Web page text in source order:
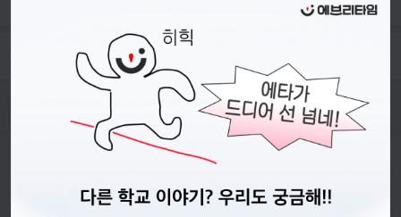
- 접수기간 : 26.06.02.(화) ~ 26.06.15.(월) 23시 까지
서울특별시 마포구 양화로 113, 5층
사업자등록번호 : 572-87-02009